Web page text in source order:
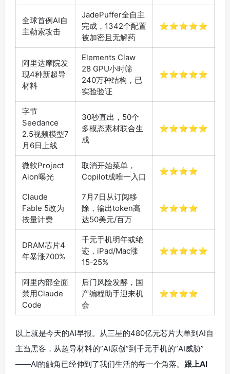
全球首例AI自
主勒索攻击
JadePuffer全自主
完成，1342个配置
被加密且无解药
⭐⭐⭐⭐⭐
阿里达摩院发
现4种新超导
材料
Elements Claw
28 GPU小时筛
240万种结构，已
实验验证
⭐⭐⭐⭐⭐
字节
Seedance
2.5视频模型7
月6日上线
30秒直出，50个
多模态素材联合生
成
⭐⭐⭐⭐⭐
微软Project
Aion曝光
取消开始菜单，
Copilot成唯一入口
⭐⭐⭐⭐
Claude
Fable 5改为
按量计费
7月7日从订阅移
除，输出token高
达50美元/百万
⭐⭐⭐⭐
DRAM芯片4
年暴涨700%
千元手机明年或绝
迹，iPad/Mac涨
15-25%
⭐⭐⭐⭐⭐
阿里内部全面
禁用Claude
Code
后门风险发酵，国
产编程助手迎来机
会
⭐⭐⭐⭐
以上就是今天的AI早报。从三星的480亿元芯片大单到AI自
主当黑客，从超导材料的”AI原创”到千元手机的”AI威胁”
——AI的触角已经伸到了我们生活的每一个角落。 跟上AI